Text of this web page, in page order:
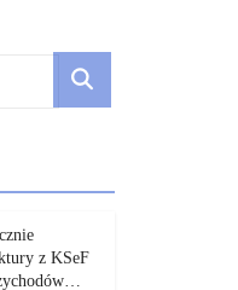
z KSeF